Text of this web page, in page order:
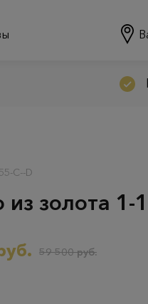
C--D
из золота 1-
59 500 руб.